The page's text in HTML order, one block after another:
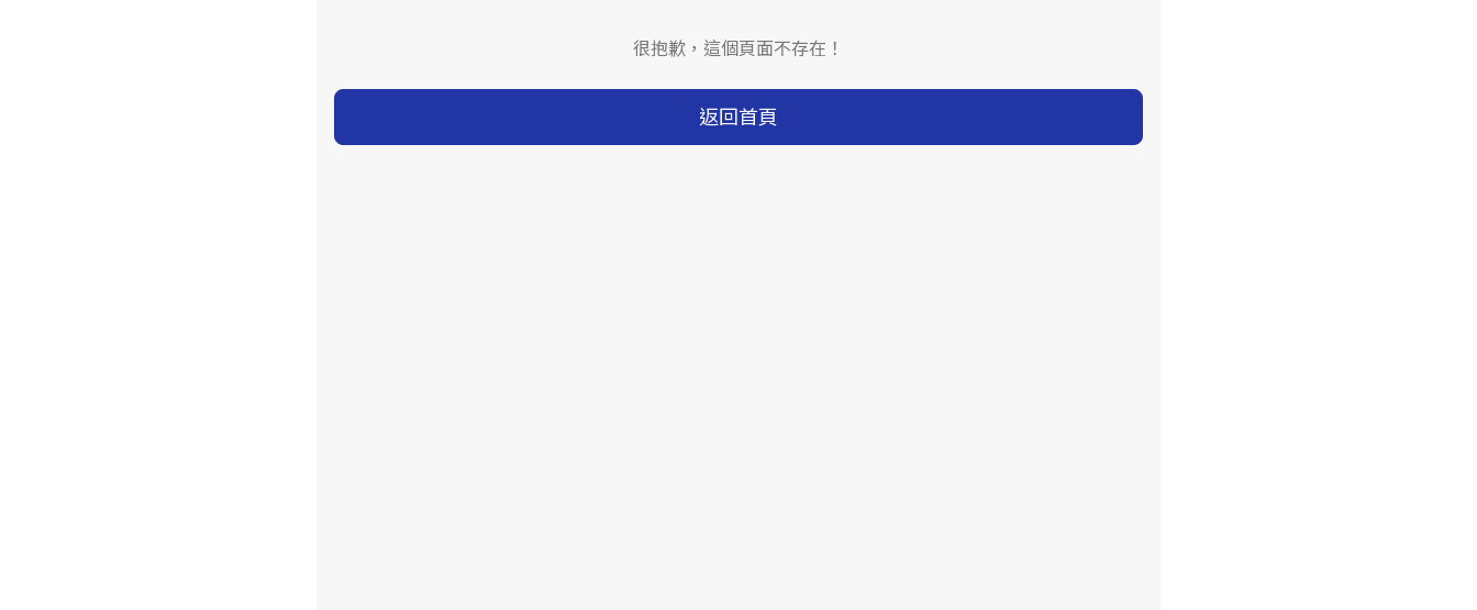
很抱歉，這個頁面不存在！
返回首頁